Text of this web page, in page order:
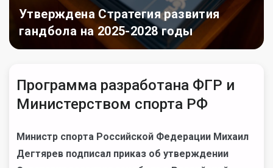
Утверждена Стратегия развития
гандбола на 2025-2028 годы
Программа разработана ФГР и
Министерством спорта РФ
Министр спорта Российской Федерации Михаил
Дегтярев подписал приказ об утверждении